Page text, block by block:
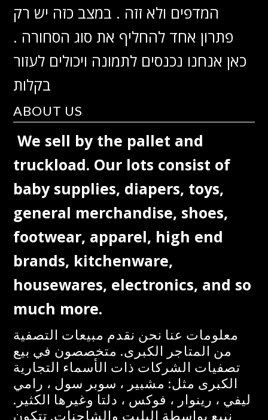
המדפים ולא זזה . במצב כזה יש רק
פתרון אחד להחליף את סוג הסחורה .
כאן אנחנו נכנסים לתמונה ויכולים לעזור
ABOUT US
We sell by the pallet and
truckload. Our lots consist of
baby supplies, diapers, toys,
general merchandise, shoes,
footwear, apparel, high end
brands, kitchenware,
housewares, electronics, and so
much more.
معلومات عنا نحن نقدم مبيعات التصفية
من المتاجر الكبرى. متخصصون في بيع
تصفيات الشركات ذات الأسماء التجارية
الكبرى مثل: مشبير ، سوبر سول ، رامي
ليفي ، رينوار ، فوكس ، دلتا وغيرها الكثير.
نبيع بواسطة البليت والشاحنات. تتكون